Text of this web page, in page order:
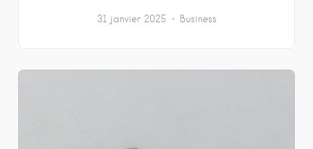
31 janvier 2025 Business